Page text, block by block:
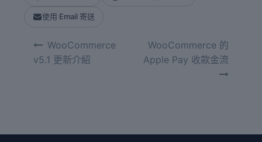
使用 Email 寄送
WooCommerce
v5.1 更新介紹
WooCommerce 的
Apple Pay 收款金流